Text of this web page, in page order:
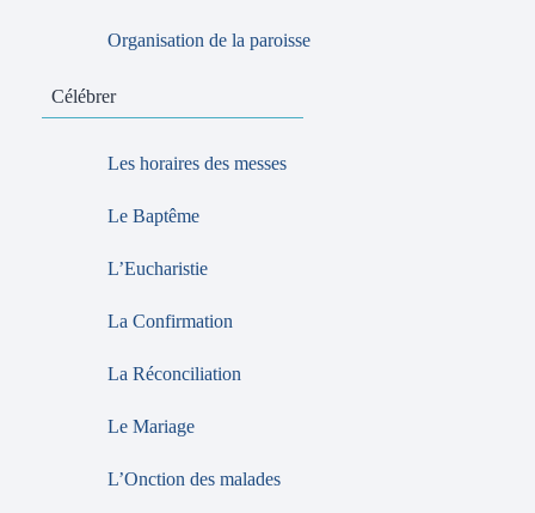
Organisation de la paroisse
Célébrer
Les horaires des messes
Le Baptême
L’Eucharistie
La Confirmation
La Réconciliation
Le Mariage
L’Onction des malades